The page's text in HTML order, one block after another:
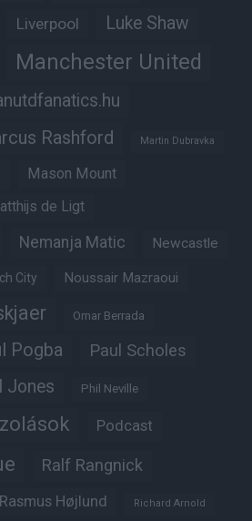
Liverpool Luke Shaw
Manchester United
Rashford Martin Dubravka
Mason Mount
de Ligt
Nemanja Matic Newcastle
City Noussair Mazraoui
Omar Berrada
Pogba Paul Scholes
Jones Phil Neville
Podcast
Ralf Rangnick
Rasmus Højlund Richard Arnold